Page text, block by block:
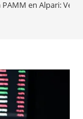
en Alpari: